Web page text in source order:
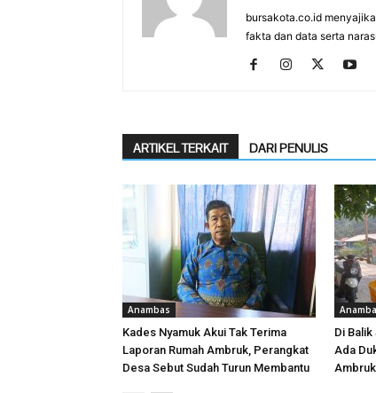
bursakota.co.id
fakta dan data serta
ARTIKEL TERKAIT DARI PENULIS
Anambas
Kades Nyamuk Akui Tak Terima
Laporan Rumah Ambruk, Perangkat
Desa Sebut Sudah Turun Membantu
Di
Ada